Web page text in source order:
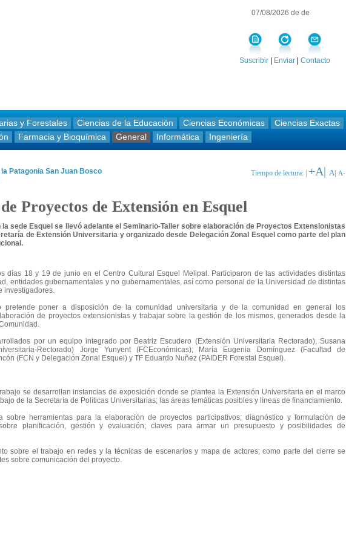
07/08/2026 de de
Suscribir Enviar Contacto
y Forestales Ciencias de la Educación Ciencias Económicas Ciencias Exactas
Farmacia y Bioquímica General Informática Ingeniería
Tiempo de lectura: | +A| A| A-
Patagonia San Juan Bosco
Proyectos de Extensión en Esquel
la sede Esquel se llevó adelante el Seminario-Taller sobre elaboración de Proyectos Extensionistas
de Extensión Universitaria y organizado desde Delegación Zonal Esquel como parte del plan
días 18 y 19 de junio en el Centro Cultural Esquel Melipal. Participaron de las actividades distintas
entidades gubernamentales y no gubernamentales, así como personal de la Universidad de distintas
investigadores.
pretende poner a disposición de la comunidad universitaria y de la comunidad en general los
de proyectos extensionistas y trabajar sobre la gestión de los mismos, generados desde la
por un equipo integrado por Beatriz Escudero (Extensión Universitaria Rectorado), Susana
Rectorado) Jorge Yunyent (FCEconómicas); María Eugenia Domínguez (Facultad de
(FCN y Delegación Zonal Esquel) y TF Eduardo Nuñez (PAIDER Forestal Esquel).
se desarrollan instancias de exposición donde se plantea la Extensión Universitaria en el marco
de la Secretaría de Políticas Universitarias; las áreas temáticas posibles y líneas de financiamiento.
sobre herramientas para la elaboración de proyectos participativos; diagnóstico y formulación de
planificación, gestión y evaluación; claves para armar un presupuesto y posibilidades de
sobre el trabajo en redes y la técnicas de escenarios y mapa de actores; como parte del cierre se
sobre comunicación del proyecto.